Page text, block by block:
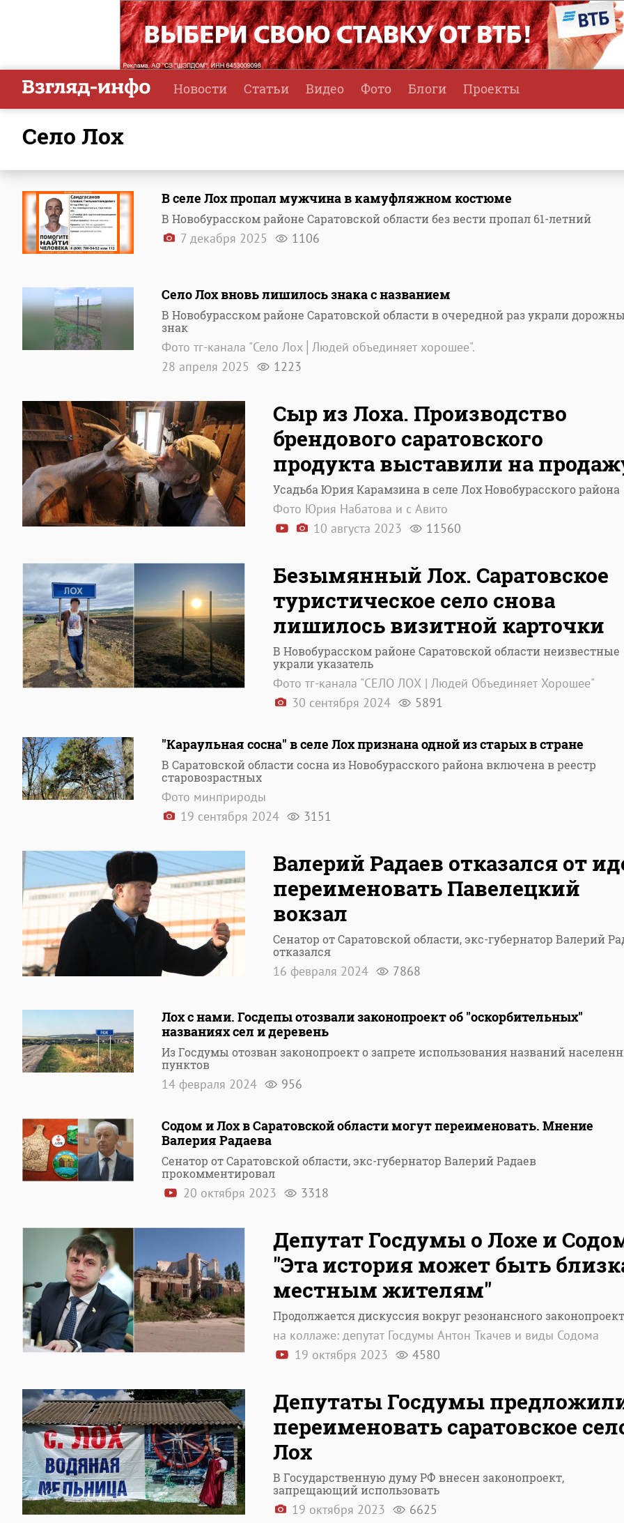
Новости Статьи Видео Фото Блоги Проекты
село Лох
В селе Лох пропал мужчина в камуфляжном костюме
В Новобурасском районе Саратовской области без вести пропал 61-летний
7 декабря 2025 1106
Село Лох вновь лишилось знака с названием
В Новобурасском районе Саратовской области в очередной раз украли
знак
Фото тг-канала "Село Лох│Людей объединяет хорошее".
28 апреля 2025
1223
Сыр из Лоха. Производство
брендового саратовского
продукта выставили на
Усадьба Юрия Карамзина в селе Лох Новобурасского района
Фото Юрия Набатова и с Авито
10 августа 2023
11560
Безымянный Лох. Саратовское
туристическое село снова
лишилось визитной карточки
В Новобурасском районе Саратовской области неизвестные
украли указатель
Фото тг-канала "СЕЛО ЛОХ | Людей Объединяет Хорошее"
30 сентября 2024
5891
"Караульная сосна" в селе Лох признана одной из старых в стране
В Саратовской области сосна из Новобурасского района включена в реестр
старовозрастных
Фото минприроды
19 сентября 2024
3151
Валерий Радаев отказался от
переименовать Павелецкий
вокзал
Сенатор от Саратовской области, экс-губернатор Валерий
отказался
16 февраля 2024 7868
Лох с нами. Госдепы отозвали законопроект об "оскорбительных"
названиях сел и деревень
Из Госдумы отозван законопроект о запрете использования названий
пунктов
14 февраля 2024 956
Содом и Лох в Саратовской области могут переименовать. Мнение
Валерия Радаева
Сенатор от Саратовской области, экс-губернатор Валерий Радаев
прокомментировал
20 октября 2023 3318
Депутат Госдумы о Лохе и
"Эта история может быть
местным жителям"
Продолжается дискуссия вокруг резонансного
на коллаже: депутат Госдумы Антон Ткачев и виды Содома
19 октября 2023
4580
Депутаты Госдумы
переименовать саратовское
Лох
В Государственную думу РФ внесен законопроект,
запрещающий использовать
19 октября 2023 6625